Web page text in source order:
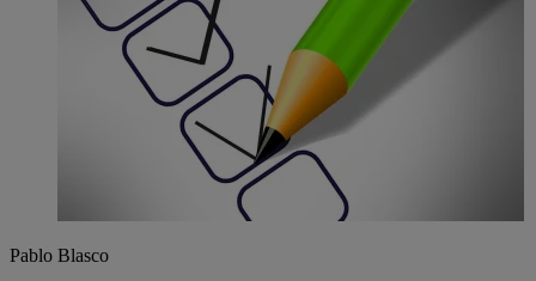
Pablo Blasco